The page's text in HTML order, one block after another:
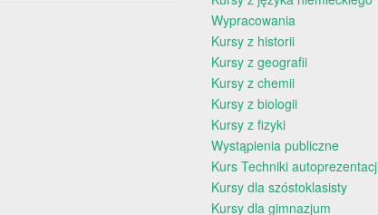
Wypracowania
Kursy z historii
Kursy z geografii
Kursy z chemii
Kursy z biologii
Kursy z fizyki
Wystąpienia publiczne
Kurs Techniki
Kursy dla szóstoklasisty
Kursy dla gimnazjum